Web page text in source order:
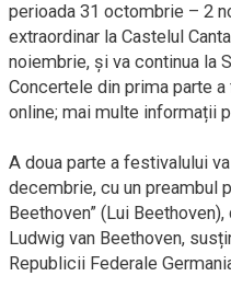
perioada 31 octombrie – 2
extraordinar la Castelul
noiembrie, și va continua la
Concertele din prima parte
online; mai multe informații
A doua parte a festivalului
decembrie, cu un preambul
Beethoven” (Lui
Ludwig van Beethoven,
Republicii Federale